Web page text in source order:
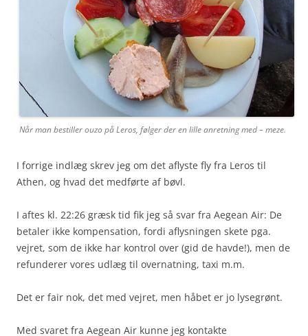
Når man bestiller ouzo på Leros, følger der en lille anretning med – meze.
I forrige indlæg skrev jeg om det aflyste fly fra Leros til
Athen, og hvad det medførte af bøvl.
I aftes kl. 22:26 græsk tid fik jeg så svar fra Aegean Air: De
betaler ikke kompensation, fordi aflysningen skete pga.
vejret, som de ikke har kontrol over (gid de havde!), men de
refunderer vores udlæg til overnatning, taxi m.m.
Det er fair nok, det med vejret, men håbet er jo lysegrønt.
Med svaret fra Aegean Air kunne jeg kontakte